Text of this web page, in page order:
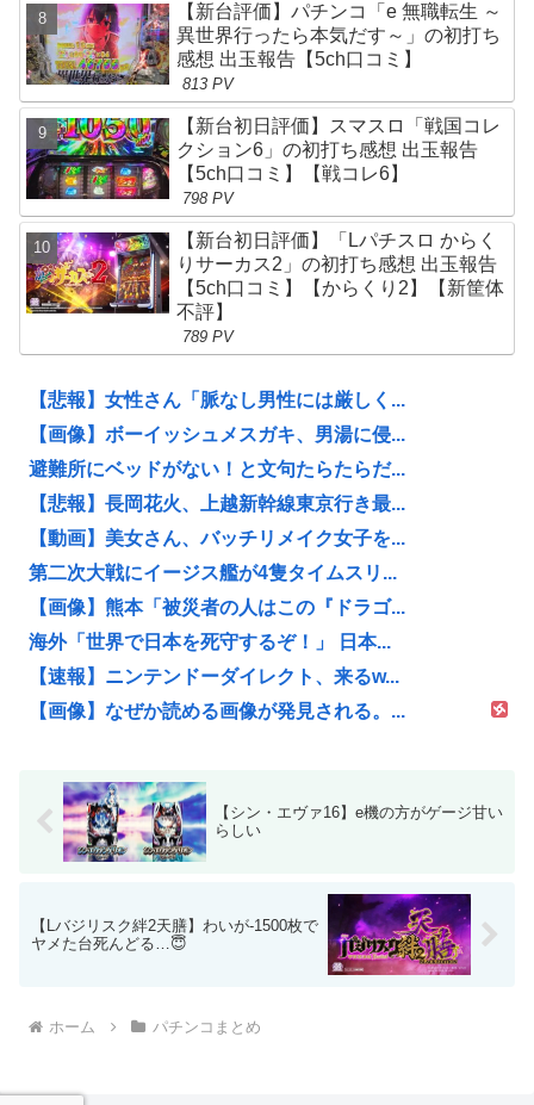
【新台評価】パチンコ「e 無職転生 ～
異世界行ったら本気だす～」の初打ち
感想 出玉報告【5ch口コミ】
813 PV
【新台初日評価】スマスロ「戦国コレ
クション6」の初打ち感想 出玉報告
【5ch口コミ】【戦コレ6】
798 PV
【新台初日評価】「Lパチスロ からく
りサーカス2」の初打ち感想 出玉報告
【5ch口コミ】【からくり2】【新筐体
不評】
789 PV
【悲報】女性さん「脈なし男性には厳しく...
【画像】ボーイッシュメスガキ、男湯に侵...
避難所にベッドがない！と文句たらたらだ...
【悲報】長岡花火、上越新幹線東京行き最...
【動画】美女さん、バッチリメイク女子を...
第二次大戦にイージス艦が4隻タイムスリ...
【画像】熊本「被災者の人はこの『ドラゴ...
海外「世界で日本を死守するぞ！」 日本...
【速報】ニンテンドーダイレクト、来るw...
【画像】なぜか読める画像が発見される。...
【シン・エヴァ16】e機の方がゲージ甘い
らしい
【Lバジリスク絆2天膳】わいが-1500枚で
ヤメた台死んどる…😇
ホーム パチンコまとめ